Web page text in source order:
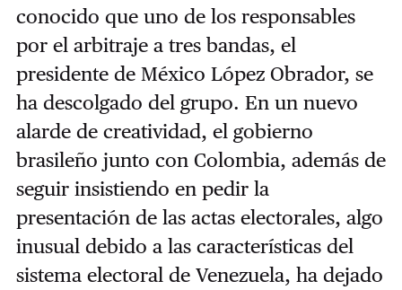
conocido que uno de los responsables
por el arbitraje a tres bandas, el
presidente de México López Obrador, se
ha descolgado del grupo. En un nuevo
alarde de creatividad, el gobierno
brasileño junto con Colombia, además de
seguir insistiendo en pedir la
presentación de las actas electorales, algo
inusual debido a las características del
sistema electoral de Venezuela, ha dejado